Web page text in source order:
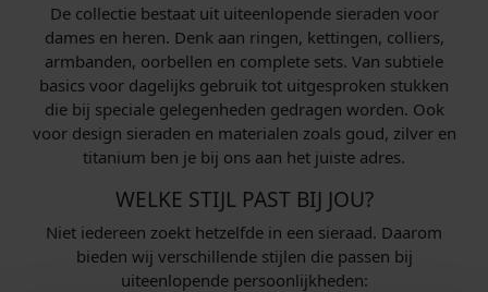
De collectie bestaat uit uiteenlopende sieraden voor
dames en heren. Denk aan ringen, kettingen, colliers,
armbanden, oorbellen en complete sets. Van subtiele
basics voor dagelijks gebruik tot uitgesproken stukken
die bij speciale gelegenheden gedragen worden. Ook
voor design sieraden en materialen zoals goud, zilver en
titanium ben je bij ons aan het juiste adres.
WELKE STIJL PAST BIJ JOU?
Niet iedereen zoekt hetzelfde in een sieraad. Daarom
bieden wij verschillende stijlen die passen bij
uiteenlopende persoonlijkheden: